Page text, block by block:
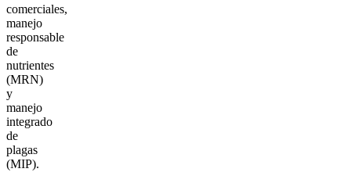
comerciales,
manejo
responsable
de
nutrientes
(MRN)
y
manejo
integrado
de
plagas
(MIP).